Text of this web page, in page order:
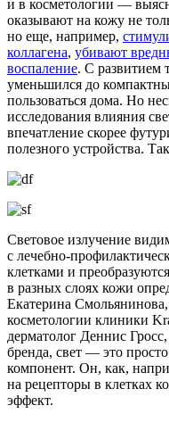
и в косметологии —
оказывают на кожу не
но еще, например,
коллагена, убивают
воспаление. С развитием
уменьшился до
пользоваться дома. Но
исследования влияния
впечатление скорее
полезного устройства.
Световое излучение
с лечебно-
клетками и
в разных слоях кожи
Екатерина
косметологии клиники
дерматолог Деннис
бренда, свет — это
компонент. Он, как,
на рецепторы в клетках
эффект.